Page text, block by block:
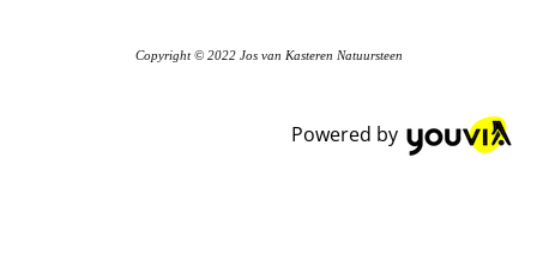
Copyright © 2022 Jos van Kasteren Natuursteen
Powered by